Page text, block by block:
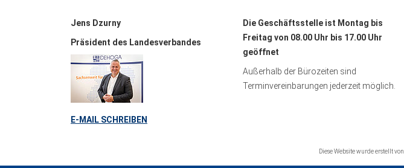
Jens Dzurny
Präsident des Landesverbandes
E-MAIL SCHREIBEN
Die Geschäftsstelle ist Montag bis
Freitag von 08.00 Uhr bis 17.00 Uhr
geöffnet
Außerhalb der Bürozeiten sind
Terminvereinbarungen jederzeit möglich.
Diese Website wurde erstellt von